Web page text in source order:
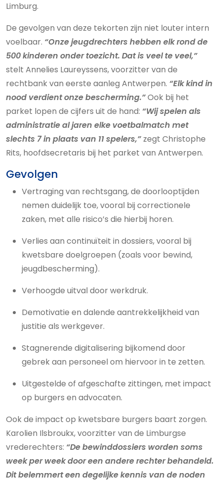
Limburg.
De gevolgen van deze tekorten zijn niet louter intern
voelbaar. “Onze jeugdrechters hebben elk rond de
500 kinderen onder toezicht. Dat is veel te veel,”
stelt Annelies Laureyssens, voorzitter van de
rechtbank van eerste aanleg Antwerpen. “Elk kind in
nood verdient onze bescherming.”Ook bij het
parket lopen de cijfers uit de hand: “Wij spelen als
administratie al jaren elke voetbalmatch met
slechts 7 in plaats van 11 spelers,”zegt Christophe
Rits, hoofdsecretaris bij het parket van Antwerpen.
Gevolgen
Vertraging van rechtsgang, de doorlooptijden
nemen duidelijk toe, vooral bij correctionele
zaken, met alle risico’s die hierbij horen.
Verlies aan continuïteit in dossiers, vooral bij
kwetsbare doelgroepen (zoals voor bewind,
jeugdbescherming).
Verhoogde uitval door werkdruk.
Demotivatie en dalende aantrekkelijkheid van
justitie als werkgever.
Stagnerende digitalisering bijkomend door
gebrek aan personeel om hiervoor in te zetten.
Uitgestelde of afgeschafte zittingen, met impact
op burgers en advocaten.
Ook de impact op kwetsbare burgers baart zorgen.
Karolien Ilsbroukx, voorzitter van de Limburgse
vrederechters: “De bewinddossiers worden soms
week per week door een andere rechter behandeld.
Dit belemmert een degelijke kennis van de noden